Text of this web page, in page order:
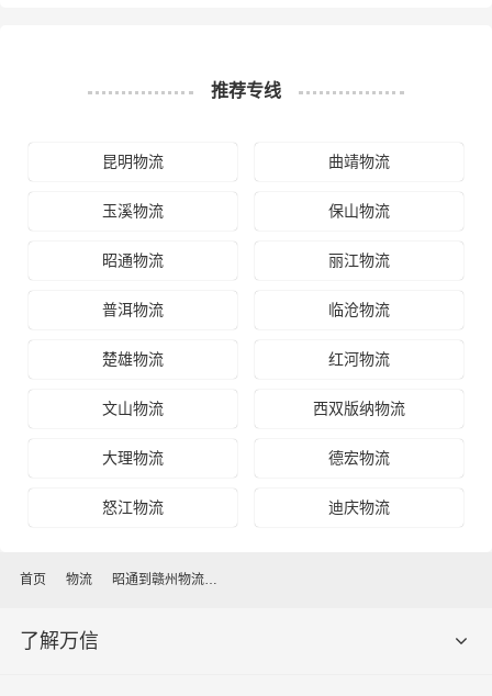
推荐专线
昆明物流 曲靖物流
玉溪物流 保山物流
昭通物流 丽江物流
普洱物流 临沧物流
楚雄物流 红河物流
文山物流 西双版纳物流
大理物流 德宏物流
怒江物流 迪庆物流
首页 物流 昭通到赣州物流公司
了解万信